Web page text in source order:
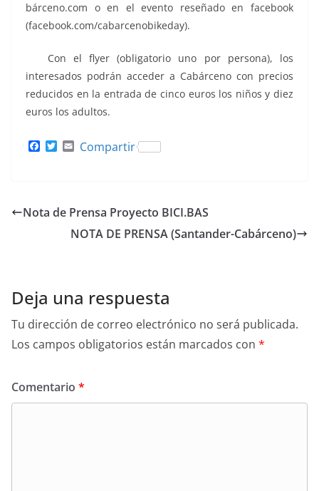
bárceno.com o en el evento reseñado en facebook
(facebook.com/cabarcenobikeday).
Con el flyer (obligatorio uno por persona), los
interesados podrán acceder a Cabárceno con precios
reducidos en la entrada de cinco euros los niños y diez
euros los adultos.
o
T
r
Compartir
Nota de Prensa Proyecto BICI.BAS
NOTA DE PRENSA (Santander-Cabárceno)
Deja una respuesta
Tu dirección de correo electrónico no será publicada.
Los campos obligatorios están marcados con *
Comentario *